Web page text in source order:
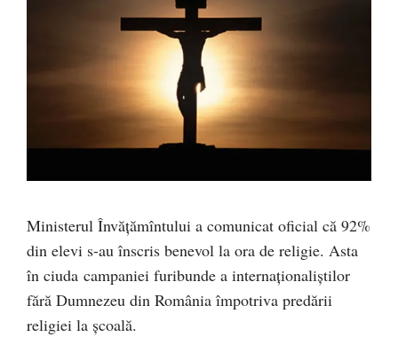
Ministerul Învățămîntului a comunicat oficial că 92%
din elevi s-au înscris benevol la ora de religie. Asta
în ciuda campaniei furibunde a internaționaliștilor
fără Dumnezeu din România împotriva predării
religiei la școală.